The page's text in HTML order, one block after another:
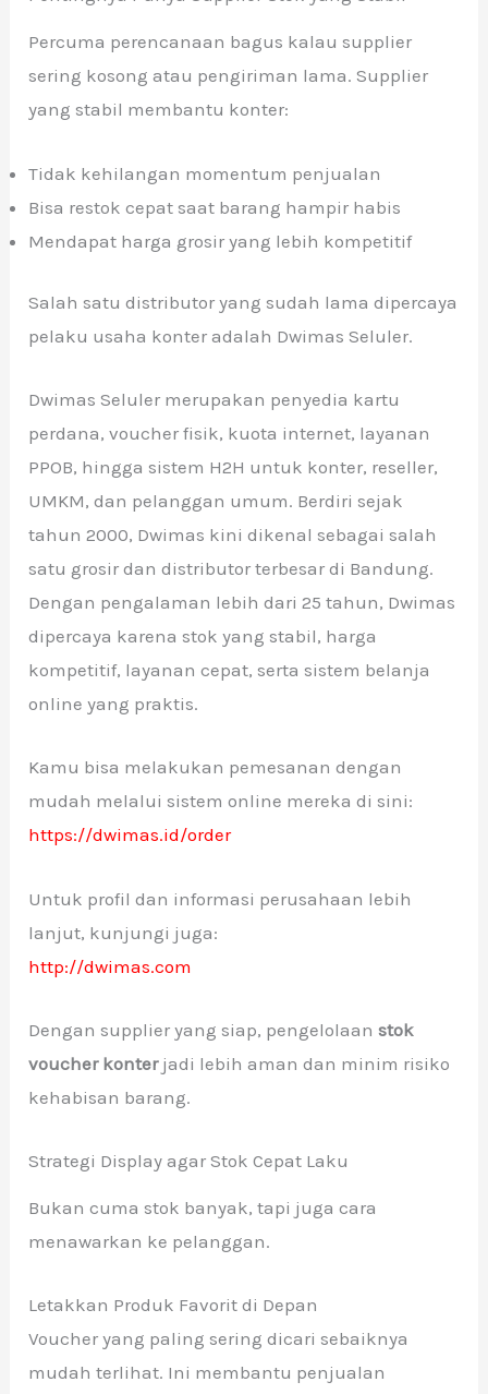
Percuma perencanaan bagus kalau supplier
sering kosong atau pengiriman lama. Supplier
yang stabil membantu konter:
Tidak kehilangan momentum penjualan
Bisa restok cepat saat barang hampir habis
Mendapat harga grosir yang lebih kompetitif
Salah satu distributor yang sudah lama dipercaya
pelaku usaha konter adalah Dwimas Seluler.
Dwimas Seluler merupakan penyedia kartu
perdana, voucher fisik, kuota internet, layanan
PPOB, hingga sistem H2H untuk konter, reseller,
UMKM, dan pelanggan umum. Berdiri sejak
tahun 2000, Dwimas kini dikenal sebagai salah
satu grosir dan distributor terbesar di Bandung.
Dengan pengalaman lebih dari 25 tahun, Dwimas
dipercaya karena stok yang stabil, harga
kompetitif, layanan cepat, serta sistem belanja
online yang praktis.
Kamu bisa melakukan pemesanan dengan
mudah melalui sistem online mereka di sini:
https://dwimas.id/order
Untuk profil dan informasi perusahaan lebih
lanjut, kunjungi juga:
http://dwimas.com
Dengan supplier yang siap, pengelolaanstok
voucher konterjadi lebih aman dan minim risiko
kehabisan barang.
Strategi Display agar Stok Cepat Laku
Bukan cuma stok banyak, tapi juga cara
menawarkan ke pelanggan.
Letakkan Produk Favorit di Depan
Voucher yang paling sering dicari sebaiknya
mudah terlihat. Ini membantu penjualan